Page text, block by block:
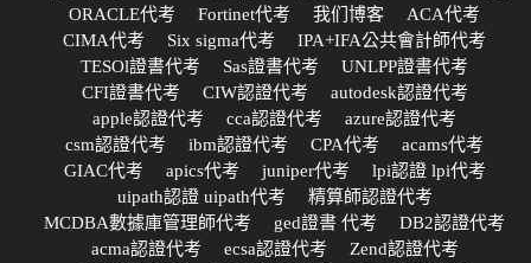
ORACLE代考
Fortinet代考 我们博客
ACA代考
CIMA代考
Six sigma代考
IPA+IFA公共會計師代考
TESOl證書代考
Sas證書代考
UNLPP證書代考
CFI證書代考
CIW認證代考
autodesk認證代考
apple認證代考
cca認證代考
azure認證代考
csm認證代考
ibm認證代考 CPA代考
acams代考
GIAC代考
apics代考 juniper代考
lpi認證 lpi代考
uipath認證 uipath代考
精算師認證代考
MCDBA數據庫管理師代考
ged證書 代考
DB2認證代考
acma認證代考
ecsa認證代考
Zend認證代考